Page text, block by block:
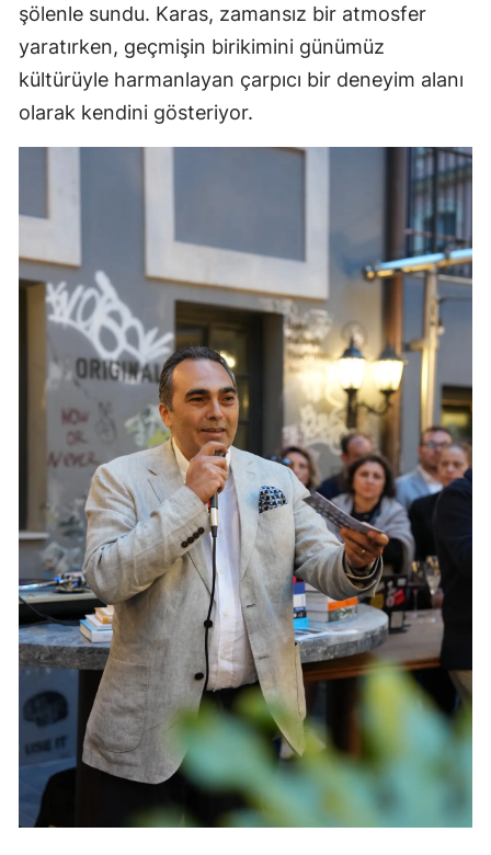
şölenle sundu. Karas, zamansız bir atmosfer
yaratırken, geçmişin birikimini günümüz
kültürüyle harmanlayan çarpıcı bir deneyim alanı
olarak kendini gösteriyor.